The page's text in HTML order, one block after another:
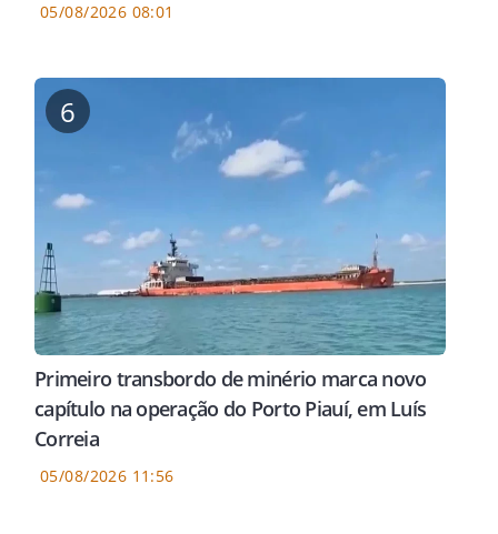
05/08/2026 08:01
6
Primeiro transbordo de minério marca novo
capítulo na operação do Porto Piauí, em Luís
Correia
05/08/2026 11:56